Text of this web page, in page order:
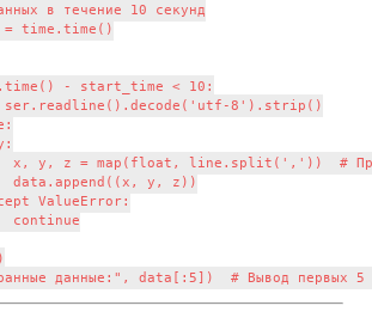
в течение 10 секунд
time.time()
- start_time < 10:
ser.readline().decode('utf-8').strip()
x, y, z = map(float, line.split(','))  #
data.append((x, y, z))
ValueError:
continue